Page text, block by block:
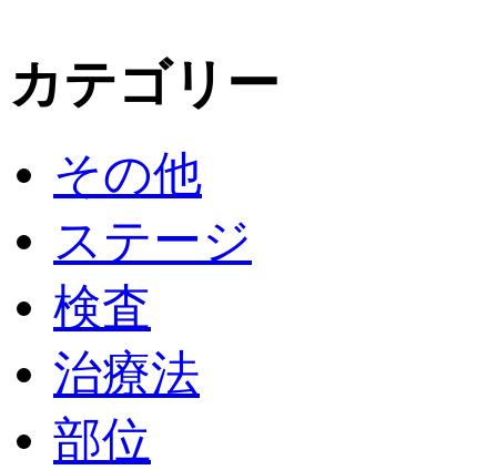
カテゴリー
その他
ステージ
検査
治療法
部位